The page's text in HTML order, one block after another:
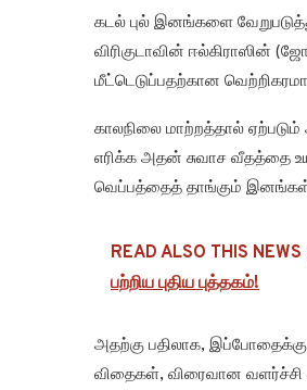
கடல் புல் இனங்களை
விரிகுடாவின் ஈல்கிராஸின்
மீட்டெடுப்பதற்கான
காலநிலை மாற்றத்தால்
எரிக்க அதன் சுவாச வீதத்தை
வெப்பத்தைத் தாங்கும் இனங்கள்
READ ALSO THIS NEWS
பற்றிய புதிய புத்தகம்!
அதற்கு பதிலாக, இப்போதைக்கு
விதைகள், விரைவான வளர்ச்சி